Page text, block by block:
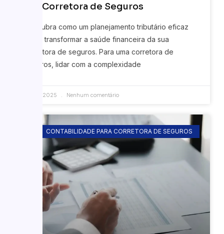
sua Corretora de Seguros
Descubra como um planejamento tributário eficaz
pode transformar a saúde financeira da sua
corretora de seguros. Para uma corretora de
seguros, lidar com a complexidade
23/07/2025 Nenhum comentário
CONTABILIDADE PARA CORRETORA DE SEGUROS